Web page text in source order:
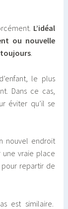
L’idéal
ou nouvelle
toujours.
le plus
Dans ce cas,
éviter qu’il se
nouvel endroit
une vraie place
repartir de
est similaire.